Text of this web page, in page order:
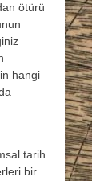
ötürü
hangi
tarih
bir